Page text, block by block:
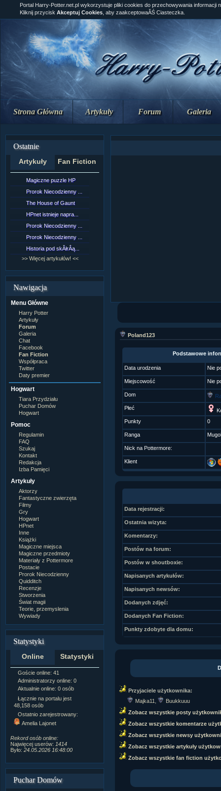
Strona Główna Artykuły Forum Galeria
Ostatnie
Artykuły Fan Fiction
Magiczne puzzle HP
Prorok Niecodzienny ...
The House of Gaunt
HPnet istnieje napra...
Prorok Niecodzienny ...
Prorok Niecodzienny ...
Historia pod skĂłrÂą...
>> Więcej artykułów! <<
Nawigacja
Menu Główne
Harry Potter
Artykuły
Forum
Galeria
Chat
Facebook
Fan Fiction
Współpraca
Twitter
Daty premier
Hogwart
Tiara Przydziału
Puchar Domów
Hogwart
Pomoc
Regulamin
FAQ
Szukaj
Kontakt
Redakcja
Izba Pamięci
Artykuły
Aktorzy
Fantastyczne zwierzęta
Filmy
Gry
Hogwart
HPnet
Inne
Książki
Magiczne miejsca
Magiczne przedmioty
Materiały z Pottermore
Postacie
Prorok Niecodzienny
Quidditch
Recenzje
Stworzenia
Świat magii
Teorie, przemyslenia
Wywiady
Statystyki
Online Statystyki
Goście online: 41
Administratorzy online: 0
Aktualnie online: 0 osób
Łącznie na portalu jest
48,158 osób
Ostatnio zarejestrowany:
Amelia Lajonet
Rekord osób online:
Najwięcej userów: 1414
Było: 24.05.2026 16:48:00
Napisanych artykułów:
Zdjęć w galerii:21,490
Tematów na forum:
3,921
Postów na forum:319,637
Komentarzy do materiałów:
222,019
Rozdanych pochwał:3,327
Wlepionych ostrzeżeń:4,170
Puchar Domów
Portal Harry-Potter.net.pl wykorzystuje pliki cookies do przechowywania informacji
Kliknij przycisk Akceptuj Cookies , aby zaakceptowaĂŚ Ciasteczka.
Poland123
Podstawowe
Data urodzenia Nie
Miejscowość Nie
Dom
Płeć
Punkty
0
Ranga Mugol
Nick na Pottermore:
Klient
Data rejestracji:
Ostatnia wizyta:
Komentarzy:
Postów na forum:
Postów w shoutboxie:
Napisanych artykułów:
Napisanych newsów:
Dodanych zdjęć:
Dodanych Fan Fiction:
Punkty zdobyte dla domu:
Przyjaciele użytkownika:
Majka11
Buukkuuu
Zobacz wszystkie posty
Zobacz wszystkie komentarze
Zobacz wszystkie newsy
Zobacz wszystkie artykuły
Zobacz wszystkie fan fiction